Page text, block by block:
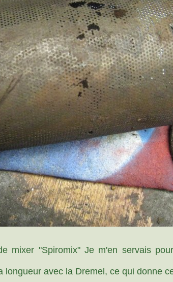
mixer "Spiromix" Je m'en servais
avec la Dremel, ce qui donne